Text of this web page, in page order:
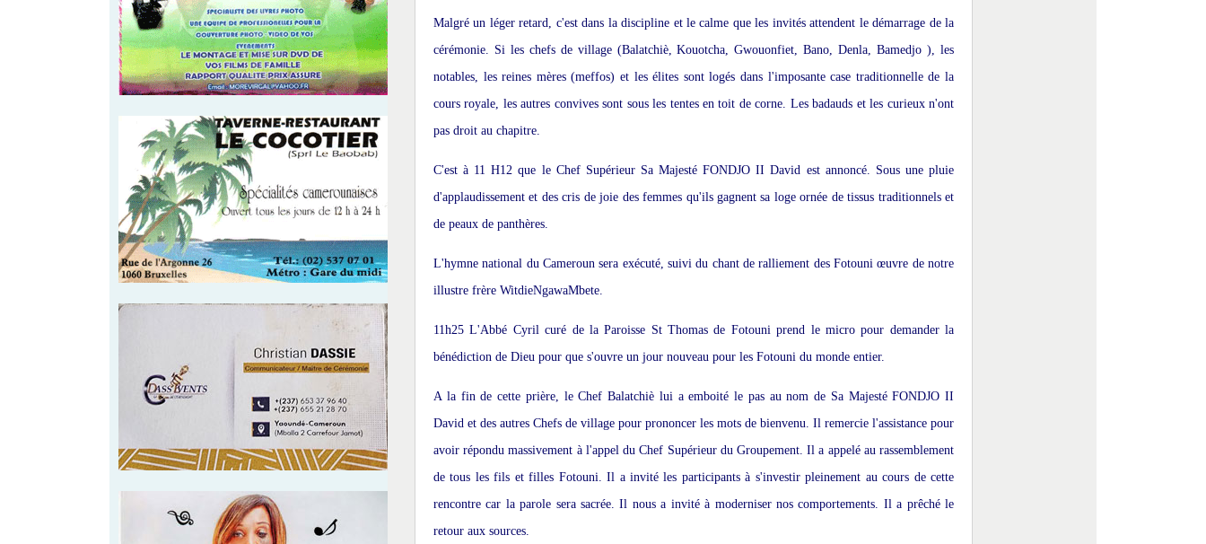
Malgré un léger retard, c'est dans la discipline et le calme que les invités attendent le démarrage de la
cérémonie. Si les chefs de village (Balatchiè, Kouotcha, Gwouonfiet, Bano, Denla, Bamedjo ), les
notables, les reines mères (meffos) et les élites sont logés dans l'imposante case traditionnelle de la
cours royale, les autres convives sont sous les tentes en toit de corne. Les badauds et les curieux n'ont
pas droit au chapitre.
C'est à 11 H12 que le Chef Supérieur Sa Majesté FONDJO II David est annoncé. Sous une pluie
d'applaudissement et des cris de joie des femmes qu'ils gagnent sa loge ornée de tissus traditionnels et
de peaux de panthères.
L'hymne national du Cameroun sera exécuté, suivi du chant de ralliement des Fotouni œuvre de notre
illustre frère WitdieNgawaMbete.
11h25 L'Abbé Cyril curé de la Paroisse St Thomas de Fotouni prend le micro pour demander la
bénédiction de Dieu pour que s'ouvre un jour nouveau pour les Fotouni du monde entier.
A la fin de cette prière, le Chef Balatchiè lui a emboité le pas au nom de Sa Majesté FONDJO II
David et des autres Chefs de village pour prononcer les mots de bienvenu. Il remercie l'assistance pour
avoir répondu massivement à l'appel du Chef Supérieur du Groupement. Il a appelé au rassemblement
de tous les fils et filles Fotouni. Il a invité les participants à s'investir pleinement au cours de cette
rencontre car la parole sera sacrée. Il nous a invité à moderniser nos comportements. Il a prêché le
retour aux sources.